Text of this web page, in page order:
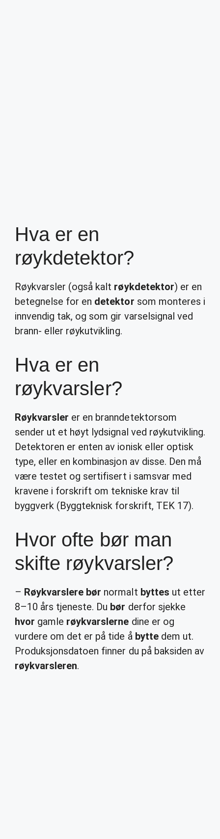
Hva er en
røykdetektor?
Røykvarsler (også kalt røykdetektor) er en
betegnelse for en detektor som monteres i
innvendig tak, og som gir varselsignal ved
brann- eller røykutvikling.
Hva er en
røykvarsler?
Røykvarsler er en branndetektorsom
sender ut et høyt lydsignal ved røykutvikling.
Detektoren er enten av ionisk eller optisk
type, eller en kombinasjon av disse. Den må
være testet og sertifisert i samsvar med
kravene i forskrift om tekniske krav til
byggverk (Byggteknisk forskrift, TEK 17).
Hvor ofte bør man
skifte røykvarsler?
– Røykvarslere bør normalt byttes ut etter
8–10 års tjeneste. Du bør derfor sjekke
hvor gamle røykvarslerne dine er og
vurdere om det er på tide å byttedem ut.
Produksjonsdatoen finner du på baksiden av
røykvarsleren.